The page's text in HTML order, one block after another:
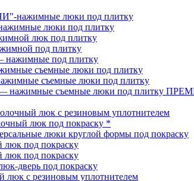
нажимные люки под плитку
люки под плитку
люк под плитку
под плитку
под плитку
съемные люки под плитку
съемные люки под плитку
нажимные съемные люки под плитку
люк с резиновым уплотнителем
люк под покраску *
люки круглой формы под покраску
под покраску
под покраску
дверь под покраску
с резиновым уплотнителем